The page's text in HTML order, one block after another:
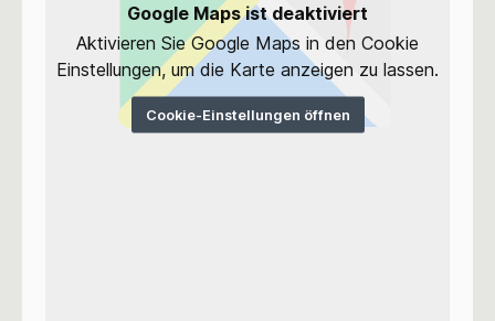
Google Maps ist deaktiviert
Aktivieren Sie Google Maps in den Cookie
Einstellungen, um die Karte anzeigen zu lassen.
Cookie-Einstellungen öffnen